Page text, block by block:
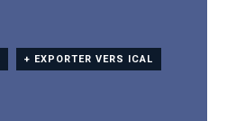
+ EXPORTER VERS ICAL